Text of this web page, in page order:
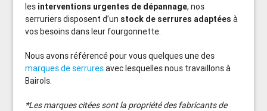
les interventions urgentes de dépannage, nos
serruriers disposent d’un stock de serrures adaptées à
vos besoins dans leur fourgonnette.
Nous avons référencé pour vous quelques une des
marques de serruresavec lesquelles nous travaillons à
Bairols.
*Les marques citées sont la propriété des fabricants de